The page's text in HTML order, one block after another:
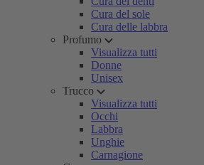
Cura del sole
Cura delle labbra
Profumo
Visualizza tutti
Donne
Unisex
Trucco
Visualizza tutti
Occhi
Labbra
Unghie
Carnagione